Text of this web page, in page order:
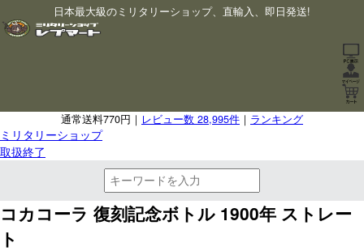
日本最大級のミリタリーショップ、直輸入、即日発送!
通常送料770円｜ レビュー数 28,995件 ｜ ランキング
ミリタリーショップ
取扱終了
コカコーラ 復刻記念ボトル 1900年 ストレー
ト